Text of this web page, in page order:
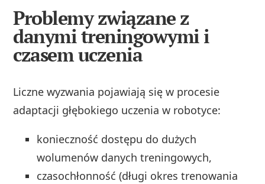
Problemy związane z
danymi treningowymi i
czasem uczenia
Liczne wyzwania pojawiają się w procesie
adaptacji głębokiego uczenia w robotyce:
konieczność dostępu do dużych
wolumenów danych treningowych,
czasochłonność (długi okres trenowania